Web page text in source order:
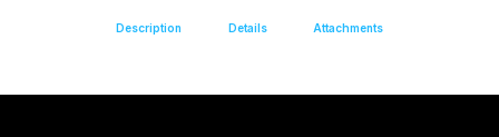
Description Details Attachments